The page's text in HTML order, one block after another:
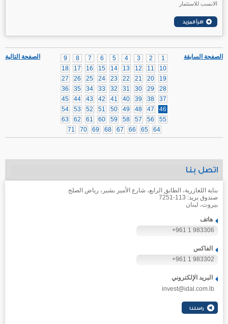
الانسب للاستثمار
الصفحة التالية 1
2
3
4
5
6
7
8
9
10
11
12
13
14
15
16
17
18
19
20
21
22
23
24
25
26
27
28
29
30
31
32
33
34
35
36
37
38
39
40
41
42
43
44
45
46
47
48
49
50
51
52
53
54
55
56
57
58
59
60
61
62
63
64
65
66
67
68
69
70
71
الصفحة السابقة
اتصل بنا
بناية اللعازرية، الطابق الرابع، شارع الأمير بشير، رياض الصلح
صندوق بريد: 113-7251
بيروت، لبنان
هاتف
+961 1 983306
الفاكس
+961 1 983302
البريد الإلكتروني
invest@idal.com.lb